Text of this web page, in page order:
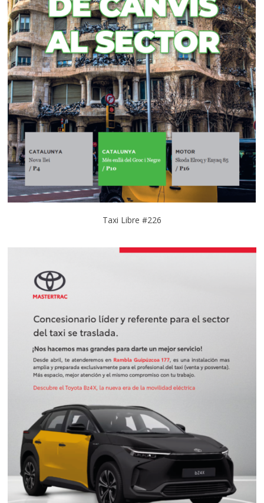
Taxi Libre #226